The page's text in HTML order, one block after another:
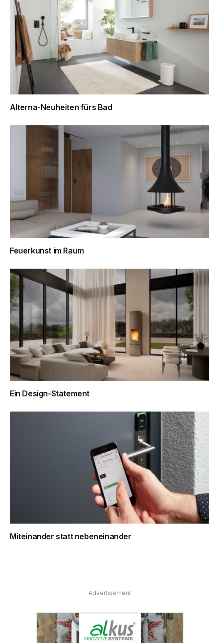
Alterna-Neuheiten fürs Bad
Feuerkunst im Raum
Ein Design-­Statement
Miteinander statt nebeneinander
Advertisement